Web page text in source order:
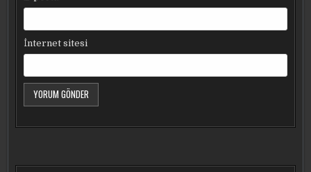
İnternet sitesi